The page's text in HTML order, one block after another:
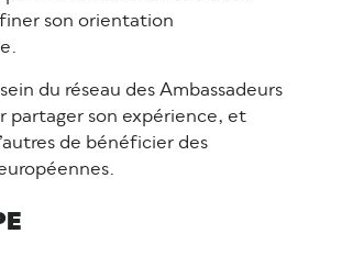
son orientation
du réseau des Ambassadeurs
partager son expérience, et
de bénéficier des